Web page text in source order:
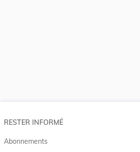
RESTER INFORMÉ
Abonnements